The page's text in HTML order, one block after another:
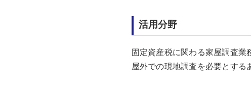
活用分野
固定資産税に関わる家屋調査業
屋外での現地調査を必要とする